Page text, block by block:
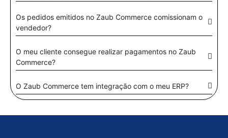
Os pedidos emitidos no Zaub Commerce comissionam o
vendedor?
O meu cliente consegue realizar pagamentos no Zaub
Commerce?
O Zaub Commerce tem integração com o meu ERP?